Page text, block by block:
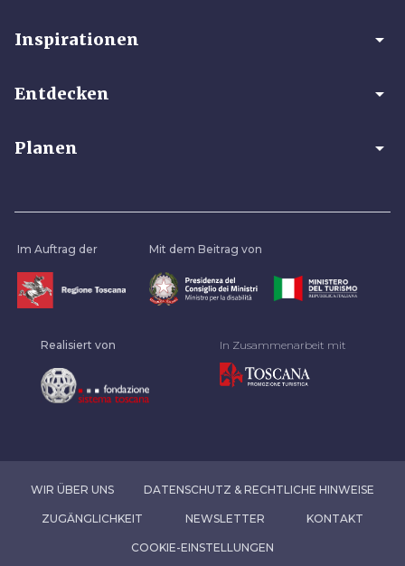
Inspirationen arrow_drop_down
Entdecken arrow_drop_down
Planen arrow_drop_down
Im Auftrag der Mit dem Beitrag von
Realisiert von In Zusammenarbeit mit
WIR ÜBER UNS DATENSCHUTZ & RECHTLICHE HINWEISE
ZUGÄNGLICHKEIT NEWSLETTER KONTAKT
COOKIE-EINSTELLUNGEN